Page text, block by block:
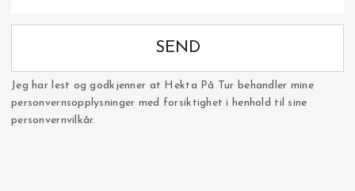
SEND
Jeg har lest og godkjenner at Hekta På Tur behandler mine
personvernsopplysninger med forsiktighet i henhold til sine
personvernvilkår.